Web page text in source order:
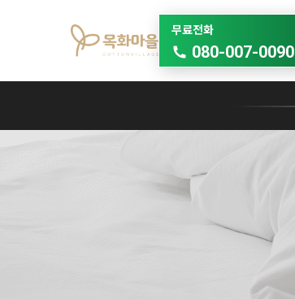
무료전화
080-007-0090